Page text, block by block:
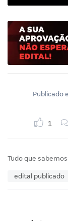
Publicado
1
Tudo que
edital publicado